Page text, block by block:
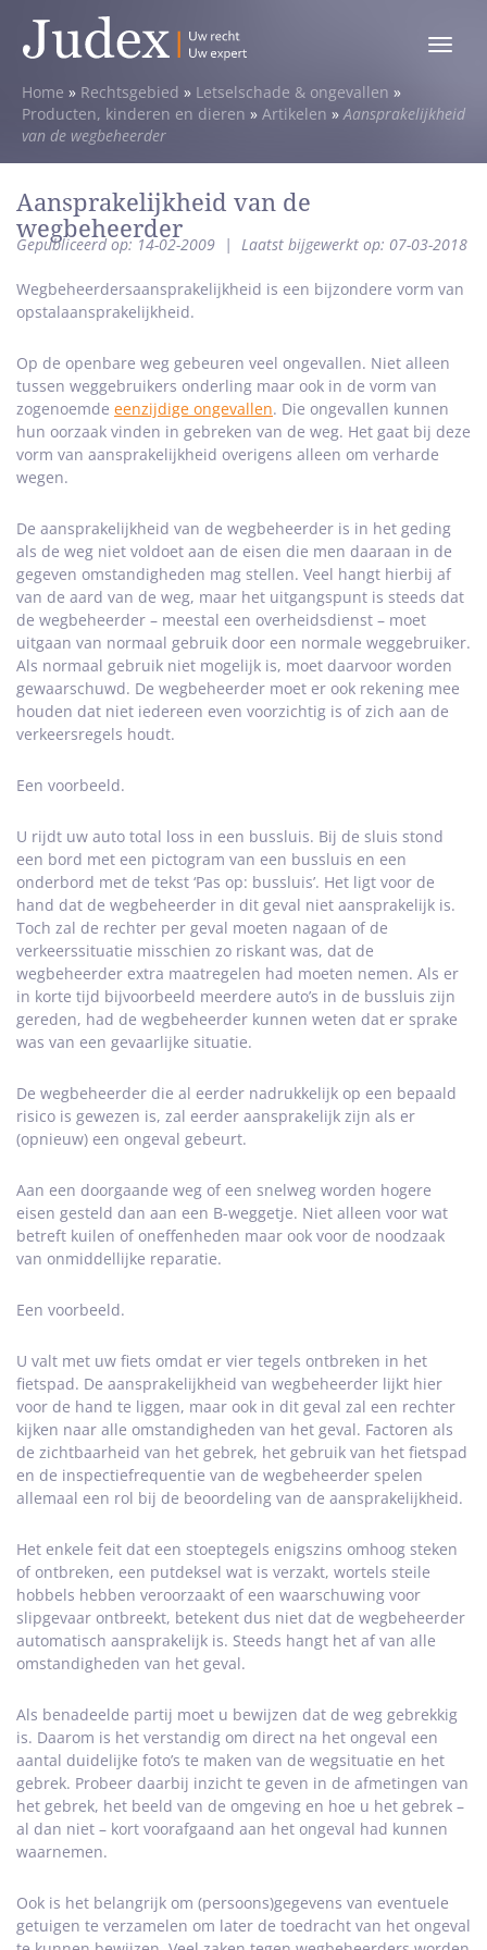
Toggle
Home » Rechtsgebied » Letselschade & ongevallen »
Producten, kinderen en dieren » Artikelen »Aansprakelijkheid
van de wegbeheerder
Aansprakelijkheid van de
wegbeheerder
Gepubliceerd op: 14-02-2009 | Laatst bijgewerkt op: 07-03-2018
Wegbeheerdersaansprakelijkheid is een bijzondere vorm van
opstalaansprakelijkheid.
Op de openbare weg gebeuren veel ongevallen. Niet alleen
tussen weggebruikers onderling maar ook in de vorm van
zogenoemde eenzijdige ongevallen. Die ongevallen kunnen
hun oorzaak vinden in gebreken van de weg. Het gaat bij deze
vorm van aansprakelijkheid overigens alleen om verharde
wegen.
De aansprakelijkheid van de wegbeheerder is in het geding
als de weg niet voldoet aan de eisen die men daaraan in de
gegeven omstandigheden mag stellen. Veel hangt hierbij af
van de aard van de weg, maar het uitgangspunt is steeds dat
de wegbeheerder – meestal een overheidsdienst – moet
uitgaan van normaal gebruik door een normale weggebruiker.
Als normaal gebruik niet mogelijk is, moet daarvoor worden
gewaarschuwd. De wegbeheerder moet er ook rekening mee
houden dat niet iedereen even voorzichtig is of zich aan de
verkeersregels houdt.
Een voorbeeld.
U rijdt uw auto total loss in een bussluis. Bij de sluis stond
een bord met een pictogram van een bussluis en een
onderbord met de tekst ‘Pas op: bussluis’. Het ligt voor de
hand dat de wegbeheerder in dit geval niet aansprakelijk is.
Toch zal de rechter per geval moeten nagaan of de
verkeerssituatie misschien zo riskant was, dat de
wegbeheerder extra maatregelen had moeten nemen. Als er
in korte tijd bijvoorbeeld meerdere auto’s in de bussluis zijn
gereden, had de wegbeheerder kunnen weten dat er sprake
was van een gevaarlijke situatie.
De wegbeheerder die al eerder nadrukkelijk op een bepaald
risico is gewezen is, zal eerder aansprakelijk zijn als er
(opnieuw) een ongeval gebeurt.
Aan een doorgaande weg of een snelweg worden hogere
eisen gesteld dan aan een B-weggetje. Niet alleen voor wat
betreft kuilen of oneffenheden maar ook voor de noodzaak
van onmiddellijke reparatie.
Een voorbeeld.
U valt met uw fiets omdat er vier tegels ontbreken in het
fietspad. De aansprakelijkheid van wegbeheerder lijkt hier
voor de hand te liggen, maar ook in dit geval zal een rechter
kijken naar alle omstandigheden van het geval. Factoren als
de zichtbaarheid van het gebrek, het gebruik van het fietspad
en de inspectiefrequentie van de wegbeheerder spelen
allemaal een rol bij de beoordeling van de aansprakelijkheid.
Het enkele feit dat een stoeptegels enigszins omhoog steken
of ontbreken, een putdeksel wat is verzakt, wortels steile
hobbels hebben veroorzaakt of een waarschuwing voor
slipgevaar ontbreekt, betekent dus niet dat de wegbeheerder
automatisch aansprakelijk is. Steeds hangt het af van alle
omstandigheden van het geval.
Als benadeelde partij moet u bewijzen dat de weg gebrekkig
is. Daarom is het verstandig om direct na het ongeval een
aantal duidelijke foto’s te maken van de wegsituatie en het
gebrek. Probeer daarbij inzicht te geven in de afmetingen van
het gebrek, het beeld van de omgeving en hoe u het gebrek –
al dan niet – kort voorafgaand aan het ongeval had kunnen
waarnemen.
Ook is het belangrijk om (persoons)gegevens van eventuele
getuigen te verzamelen om later de toedracht van het ongeval